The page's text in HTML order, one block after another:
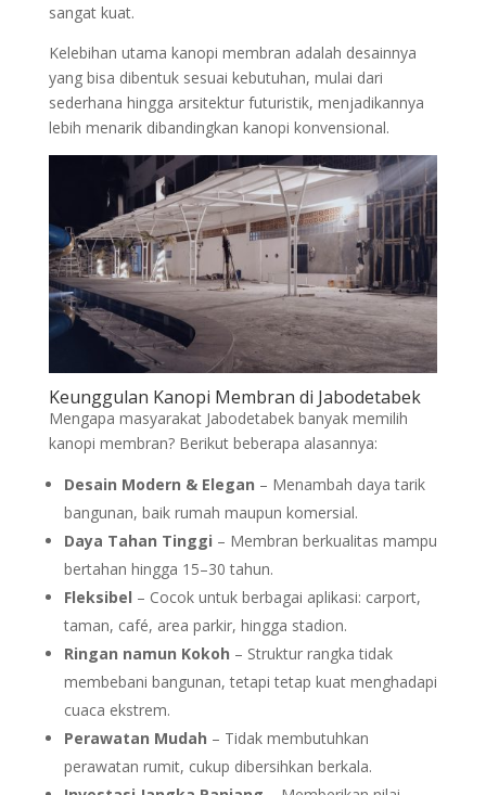
sangat kuat.
Kelebihan utama kanopi membran adalah desainnya
yang bisa dibentuk sesuai kebutuhan, mulai dari
sederhana hingga arsitektur futuristik, menjadikannya
lebih menarik dibandingkan kanopi konvensional.
Keunggulan Kanopi Membran di Jabodetabek
Mengapa masyarakat Jabodetabek banyak memilih
kanopi membran? Berikut beberapa alasannya:
Desain Modern & Elegan – Menambah daya tarik
bangunan, baik rumah maupun komersial.
Daya Tahan Tinggi – Membran berkualitas mampu
bertahan hingga 15–30 tahun.
Fleksibel – Cocok untuk berbagai aplikasi: carport,
taman, café, area parkir, hingga stadion.
Ringan namun Kokoh – Struktur rangka tidak
membebani bangunan, tetapi tetap kuat menghadapi
cuaca ekstrem.
Perawatan Mudah – Tidak membutuhkan
perawatan rumit, cukup dibersihkan berkala.